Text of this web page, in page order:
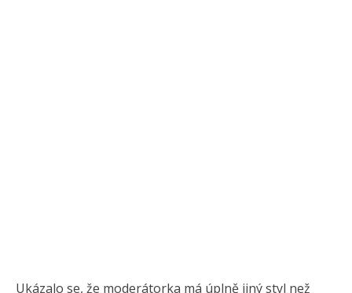
Ukázalo se, že moderátorka má úplně jiný styl než